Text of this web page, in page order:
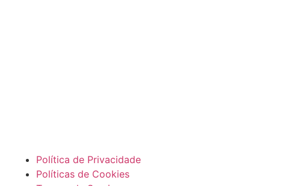
Política de Privacidade
Políticas de Cookies